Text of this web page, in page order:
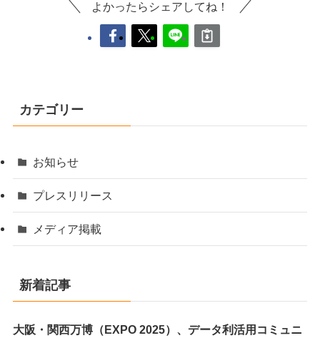
よかったらシェアしてね！
カテゴリー
お知らせ
プレスリリース
メディア掲載
新着記事
大阪・関西万博（EXPO 2025）、データ利活用コミュニ